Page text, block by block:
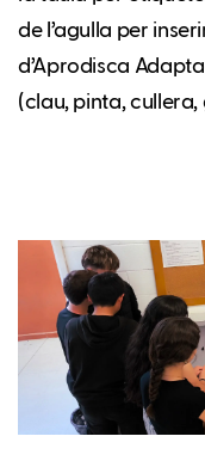
de l’agulla per
d’Aprodisca
(clau, pinta, cullera,